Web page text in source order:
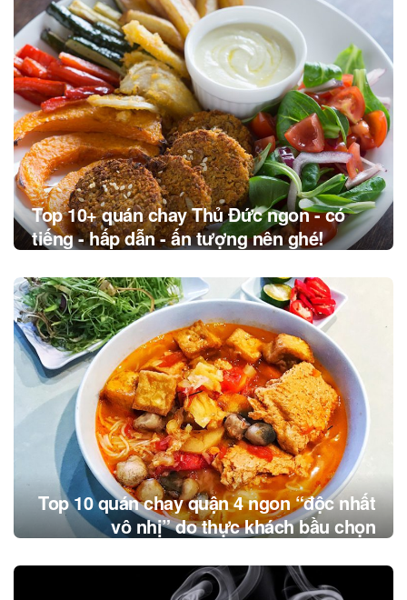
navigation
Top 10+ quán chay Thủ Đức ngon - có
tiếng - hấp dẫn - ấn tượng nên ghé!
Top 10 quán chay quận 4 ngon “độc nhất
vô nhị” do thực khách bầu chọn